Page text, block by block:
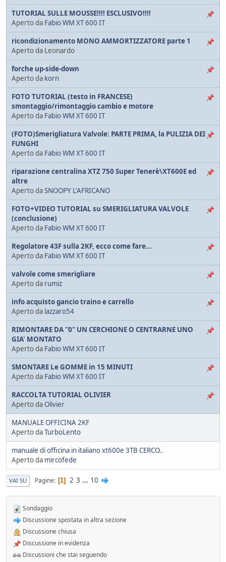
TUTORIAL SULLE MOUSSE!!!! ESCLUSIVO!!!!
Aperto da Fabio WM XT 600 IT
ricondizionamento MONO AMMORTIZZATORE parte 1
Aperto da Leonardo
forche up-side-down
Aperto da korn
FOTO TUTORIAL (testo in FRANCESE)
smontaggio/rimontaggio cambio e motore
Aperto da Fabio WM XT 600 IT
(FOTO)Smerigliatura Valvole: PARTE PRIMA, la PULIZIA DEI
FUNGHI
Aperto da Fabio WM XT 600 IT
riparazione centralina XTZ 750 Super Tenerè\XT600E ed
altre
Aperto daSNOOPY L'AFRICANO
FOTO+VIDEO TUTORIAL su SMERIGLIATURA VALVOLE
(conclusione)
Aperto da Fabio WM XT 600 IT
Regolatore 43F sulla 2KF, ecco come fare...
Aperto da Fabio WM XT 600 IT
valvole come smerigliare
Aperto da rumiz
info acquisto gancio traino e carrello
Aperto da lazzaro54
RIMONTARE DA "0" UN CERCHIONE O CENTRARNE UNO
GIA' MONTATO
Aperto da Fabio WM XT 600 IT
SMONTARE Le GOMME in 15 MINUTI
Aperto da Fabio WM XT 600 IT
RACCOLTA TUTORIAL OLIVIER
Aperto da Olivier
MANUALE OFFICINA 2KF
Aperto daTurboLento
manuale di officina in italiano xt600e 3TB CERCO..
Aperto da mircofede
VAI SU Pagine 1 2 3 ... 10
Sondaggio
Discussione spostata in altra sezione
Discussione chiusa
Discussione in evidenza
Discussioni che stai seguendo